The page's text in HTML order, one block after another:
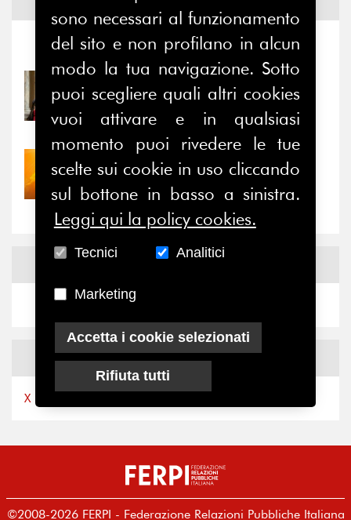
Notizie ed Eventi
Notizie-Eventi
31/07/2026
Prima della pausa estiva,
il valore di...
30/07/2026
Nove anni dopo la
“grande cecità”: la...
NewsFacebook
NewsX
X by Ferpi2puntozero
©2008-2026 FERPI - Federazione Relazioni Pubbliche Italiana
sono necessari al funzionamento
del sito e non profilano in alcun
modo la tua navigazione. Sotto
puoi scegliere quali altri cookies
vuoi attivare e in qualsiasi
momento puoi rivedere le tue
scelte sui cookie in uso cliccando
sul bottone in basso a sinistra.
Leggi qui la policy cookies.
Tecnici Analitici
Marketing
Accetta i cookie selezionati
Rifiuta tutti